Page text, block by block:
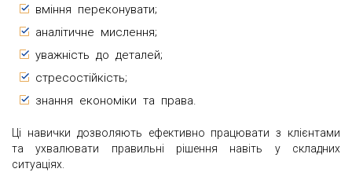
вміння переконувати;
аналітичне мислення;
уважність до деталей;
стресостійкість;
знання економіки та права.
Ці навички дозволяють ефективно працювати з клієнтами
та ухвалювати правильні рішення навіть у складних
ситуаціях.